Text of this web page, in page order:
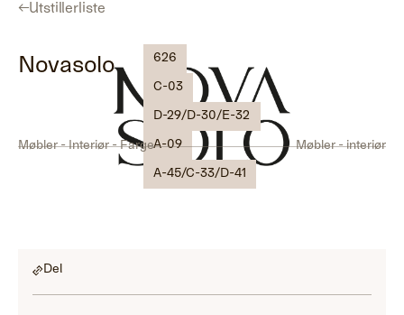
←Utstillerliste
Novasolo 626
C-03
D-29/D-30/E-32
A-09
A-45/C-33/D-41
Møbler - Interiør - Farge Møbler - interiør
Del